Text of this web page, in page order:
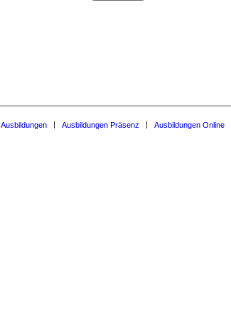
Ausbildungen Ausbildungen Präsenz Ausbildungen Online